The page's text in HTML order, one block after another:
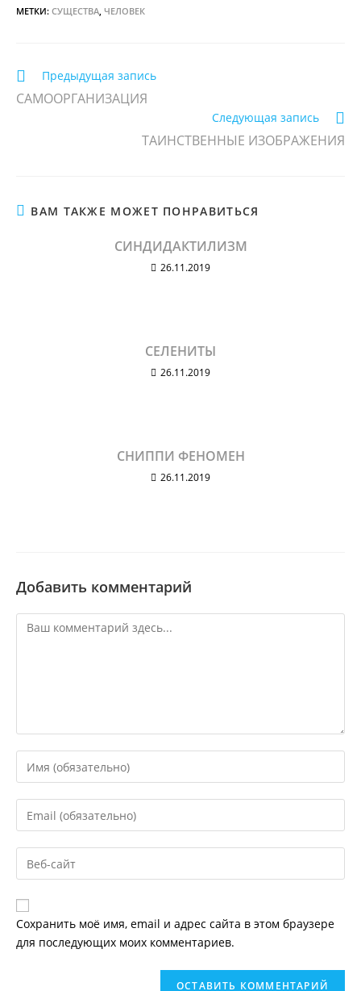
МЕТКИ: СУЩЕСТВА, ЧЕЛОВЕК
Еще
статьи
Предыдущая запись
САМООРГАНИЗАЦИЯ
Следующая запись
ТАИНСТВЕННЫЕ ИЗОБРАЖЕНИЯ
ВАМ ТАКЖЕ МОЖЕТ ПОНРАВИТЬСЯ
СИНДИДАКТИЛИЗМ
26.11.2019
СЕЛЕНИТЫ
26.11.2019
СНИППИ ФЕНОМЕН
26.11.2019
Добавить комментарий
Комментарий
имя
или
имя
пользователя,
чтобы
Введите
email-
адрес,
чтобы
прокомментировать
Введите
веб-
сайта
(необязательно)
Сохранить моё имя, email и адрес сайта в этом браузере
для последующих моих комментариев.